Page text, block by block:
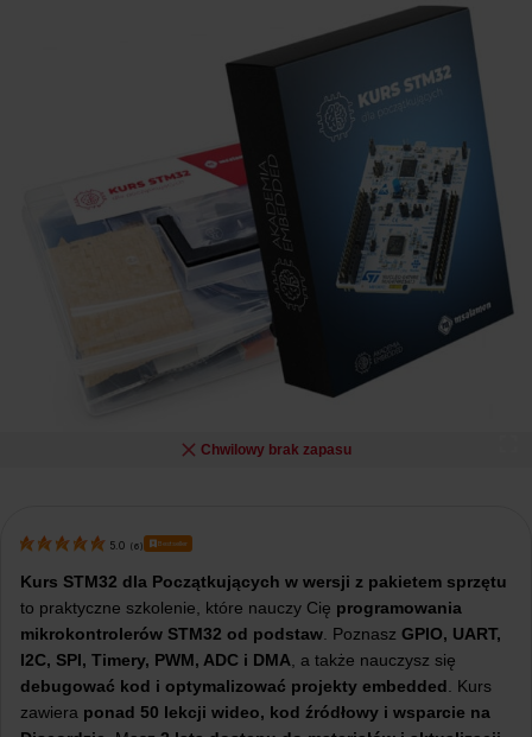
Chwilowy brak zapasu
5.0 (6) Bestseller
Kurs STM32 dla Początkujących w wersji z pakietem sprzętu
to praktyczne szkolenie, które nauczy Cię programowania
mikrokontrolerów STM32 od podstaw . Poznasz GPIO, UART,
I2C, SPI, Timery, PWM, ADC i DMA , a także nauczysz się
debugować kod i optymalizować projekty embedded . Kurs
zawiera ponad 50 lekcji wideo, kod źródłowy i wsparcie na